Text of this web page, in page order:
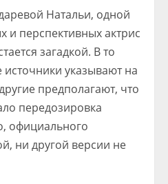
Натальи, одной
и перспективных актрис
загадкой. В то
указывают на
предполагают, что
передозировка
официального
ни другой версии не